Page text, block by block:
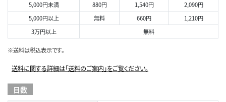
5,000円未満
880円 1,540円
2,090円
5,000円以上
無料 660円
1,210円
3万円以上
無料
※送料は税込表示です。
送料に関する詳細は「送料のご案内」をご覧ください。
日数